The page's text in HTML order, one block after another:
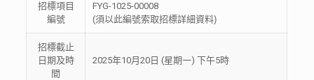
招標項目
編號
FYG-1025-00008
(須以此編號索取招標詳細資料)
招標截止
日期及時
間
2025年10月20日 (星期一) 下午5時